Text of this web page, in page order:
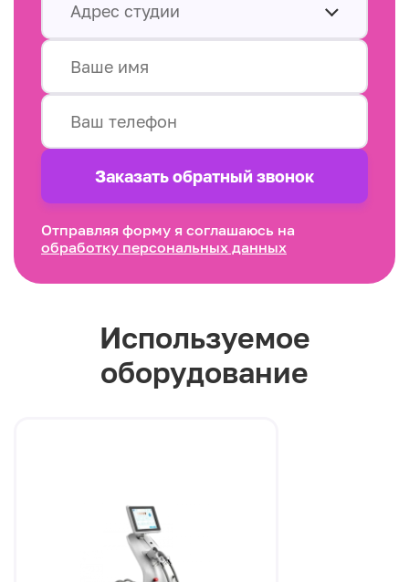
Адрес студии
Заказать обратный звонок
Отправляя форму я соглашаюсь на
обработку персональных данных
Используемое
оборудование